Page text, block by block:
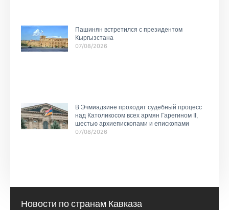
Пашинян встретился с президентом
Кыргызстана
07/08/2026
В Эчмиадзине проходит судебный процесс
над Католикосом всех армян Гарегином II,
шестью архиепископами и епископами
07/08/2026
Новости по странам Кавказа